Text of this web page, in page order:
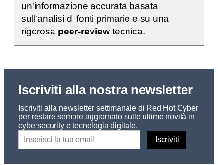
un'informazione accurata basata
sull'analisi di fonti primarie e su una
rigorosa peer-review tecnica.
Iscriviti alla nostra newsletter
Iscriviti alla newsletter settimanale di Red Hot Cyber
per restare sempre aggiornato sulle ultime novità in
cybersecurity e tecnologia digitale.